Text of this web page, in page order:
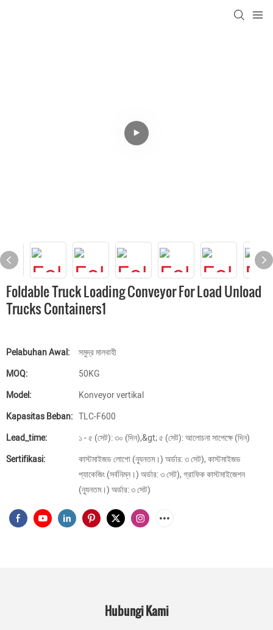
Foldable Truck Loading Conveyor For Load Unload
Trucks Containers1
Pelabuhan Awal:
সমুদ্র মালবাহী
MOQ:
50KG
Model:
Konveyor vertikal
Kapasitas Beban: TLC-F600
Lead_time:
১ - ৫ (সেট): ৩০ (দিন),&gt; ৫ (সেট): আলোচনা সাপেক্ষে (দিন)
Sertifikasi:
কাস্টমাইজড লোগো (ন্যূনতম।) অর্ডার: ৩ সেট), কাস্টমাইজড
প্যাকেজিং (সর্বনিম্ন।) অর্ডার: ৩ সেট), গ্রাফিক কাস্টমাইজেশন
(ন্যূনতম।) অর্ডার: ৩ সেট)
Hubungi Kami